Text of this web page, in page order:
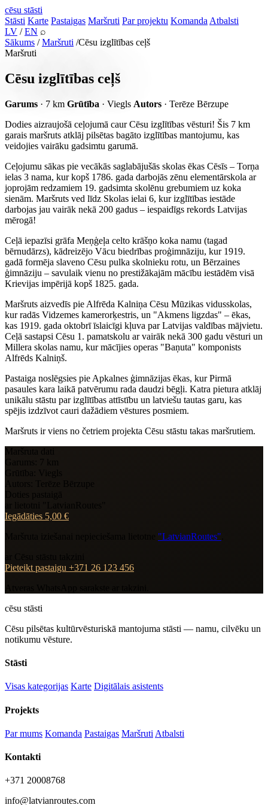
cēsu stāsti
Stāsti Karte Pastaigas Maršruti Par projektu Komanda Atbalsti
LV /EN ⌕
Sākums / Maršruti /Cēsu izglītības ceļš
Maršruti
Cēsu izglītības ceļš
Garums · 7 km Grūtība · Viegls Autors · Terēze Bērzupe
Dodies aizraujošā ceļojumā caur Cēsu izglītības vēsturi! Šis 7 km
garais maršruts atklāj pilsētas bagāto izglītības mantojumu, kas
veidojies vairāku gadsimtu garumā.
Ceļojumu sākas pie vecākās saglabājušās skolas ēkas Cēsīs – Torņa
ielas 3 nama, kur kopš 1786. gada darbojās zēnu elementārskola ar
joprojām redzamiem 19. gadsimta skolēnu grebumiem uz koka
sienām. Maršruts ved līdz Skolas ielai 6, kur izglītības iestāde
darbojas jau vairāk nekā 200 gadus – iespaidīgs rekords Latvijas
mērogā!
Ceļā iepazīsi grāfa Meņģeļa celto krāšņo koka namu (tagad
bērnudārzs), kādreizējo Vācu biedrības proģimnāziju, kur 1919.
gadā formēja slaveno Cēsu pulka skolnieku rotu, un Bērzaines
ģimnāziju – savulaik vienu no prestižākajām mācību iestādēm visā
Krievijas impērijā kopš 1825. gada.
Maršruts aizvedīs pie Alfrēda Kalniņa Cēsu Mūzikas vidusskolas,
kur radās Vidzemes kamerorķestris, un "Akmens ligzdas" – ēkas,
kas 1919. gada oktobrī īslaicīgi kļuva par Latvijas valdības mājvietu.
Ceļā sastapsi Cēsu 1. pamatskolu ar vairāk nekā 300 gadu vēsturi un
Millera skolas namu, kur mācījies operas "Baņuta" komponists
Alfrēds Kalniņš.
Pastaiga noslēgsies pie Apkalnes ģimnāzijas ēkas, kur Pirmā
pasaules kara laikā patvērumu rada daudzi bēgļi. Katra pietura atklāj
unikālu stāstu par izglītības attīstību un latviešu tautas garu, kas
spējis izdzīvot cauri dažādiem vēstures posmiem.
Maršruts ir viens no četriem projekta Cēsu stāstu takas maršrutiem.
Maršruta dati
Garums:
7 km
Iegādāties 5,00 €
"LatvianRoutes"
Pieteikt pastaigu +371 26 123 456
cēsu stāsti
Cēsu pilsētas kultūrvēsturiskā mantojuma stāsti — namu, cilvēku un
notikumu vēsture.
Stāsti
Visas kategorijas Karte Digitālais asistents
Projekts
Par mums Komanda Pastaigas Maršruti Atbalsti
Kontakti
+371 20008768
info@latvianroutes.com